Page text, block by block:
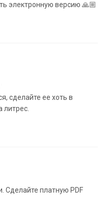
электронную версию 🙏🏼
сделайте ее хоть в
литрес.
Сделайте платную PDF